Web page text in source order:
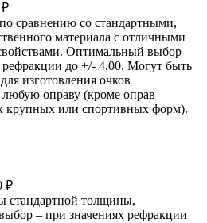
сравнению со стандартными,
материала с отличными
Оптимальный выбор
рефракции до +/- 4.00. Могут быть
изготовления очков
любую оправу (кроме оправ
крупных или спортивных форм).
₽
стандартной толщины,
– при значениях рефракции